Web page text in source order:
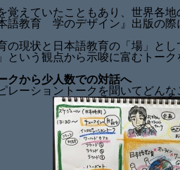
覚えていたこともあり、世界各
語教育 学のデザイン』出版の際
の現状と日本語教育の「場」と
という観点から示唆に富むトーク
クから少人数での対話へ
レーショントークを聞いてどん